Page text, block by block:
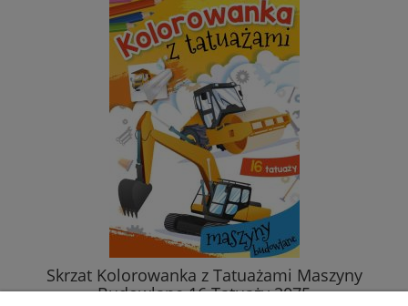
Skrzat Kolorowanka z Tatuażami Maszyny
Budowlane 16 Tatuaży 2075